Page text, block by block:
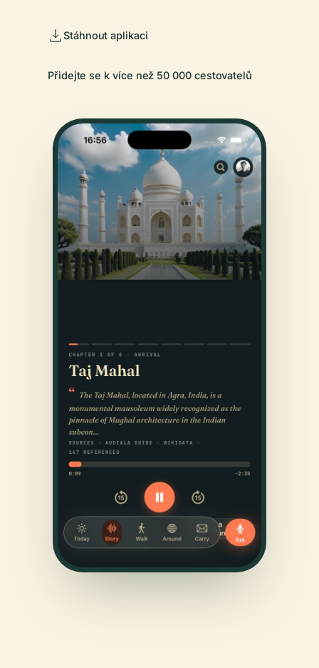
Stáhnout aplikaci
Přidejte se k více než 50 000 cestovatelů